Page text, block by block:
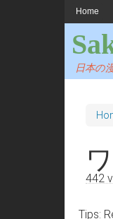
Home
日本の
442
Tips: